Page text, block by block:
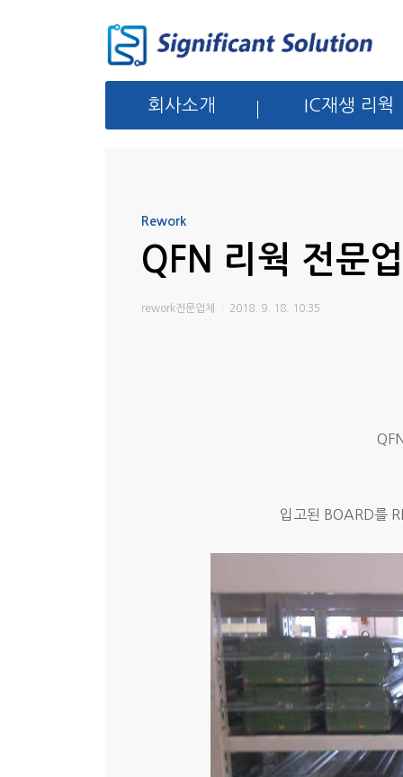
회사소개 IC재생 리웍
Rework
QFN 리웍 전문
rework전문업체 2018. 9. 18. 10:35
입고된 BOARD를